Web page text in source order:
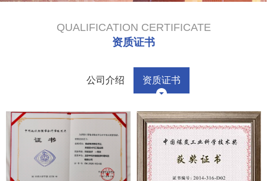
QUALIFICATION CERTIFICATE
资质证书
公司介绍 资质证书